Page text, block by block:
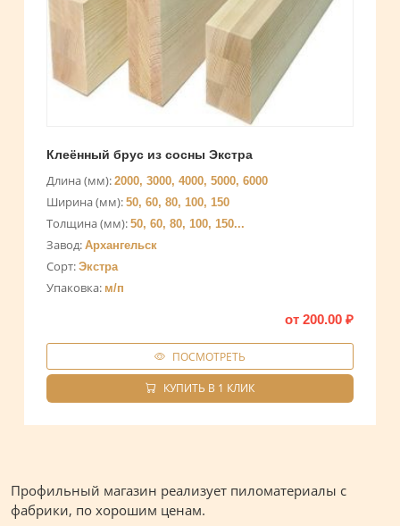
Клеённый брус из сосны Экстра
Длина (мм): 2000, 3000, 4000, 5000, 6000
Ширина (мм): 50, 60, 80, 100, 150
Толщина (мм): 50, 60, 80, 100, 150...
Завод: Архангельск
Сорт: Экстра
Упаковка: м/п
от 200.00 ₽
ПОСМОТРЕТЬ
КУПИТЬ В 1 КЛИК
Профильный магазин реализует пиломатериалы с
фабрики, по хорошим ценам.